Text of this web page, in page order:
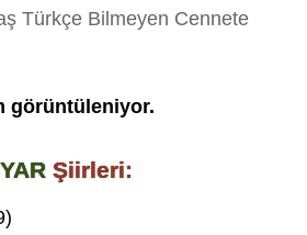
Türkçe Bilmeyen Cennete
görüntüleniyor.
Şiirleri: